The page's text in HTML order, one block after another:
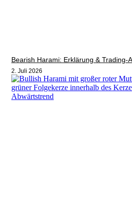
Bearish Harami: Erklärung & Trading-
2. Juli 2026